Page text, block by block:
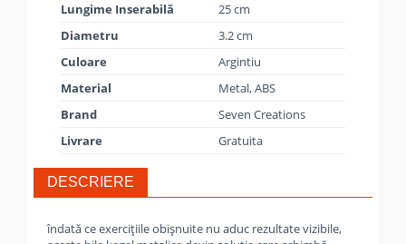
Lungime Inserabilă
25 cm
Diametru
3.2 cm
Culoare
Argintiu
Material
Metal, ABS
Brand
Seven Creations
Livrare
Gratuita
DESCRIERE
îndată ce exercițiile obișnuite nu aduc rezultate vizibile,